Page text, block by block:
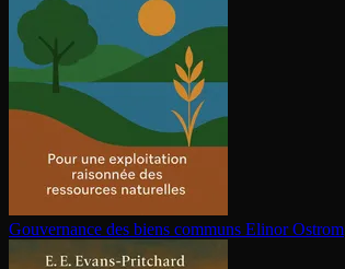
Gouvernance des biens communs Elinor Ostrom